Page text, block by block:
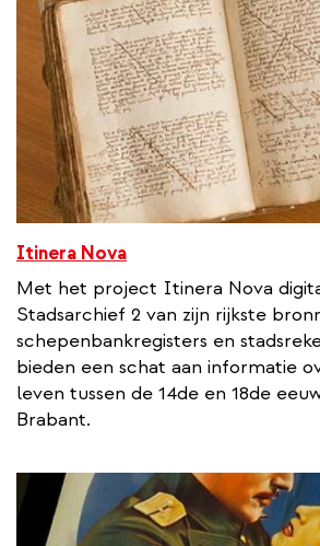
Itinera Nova
Met het project Itinera Nova
Stadsarchief 2 van zijn rijkste
schepenbankregisters en
bieden een schat aan informatie
leven tussen de 14de en 18de
Brabant.